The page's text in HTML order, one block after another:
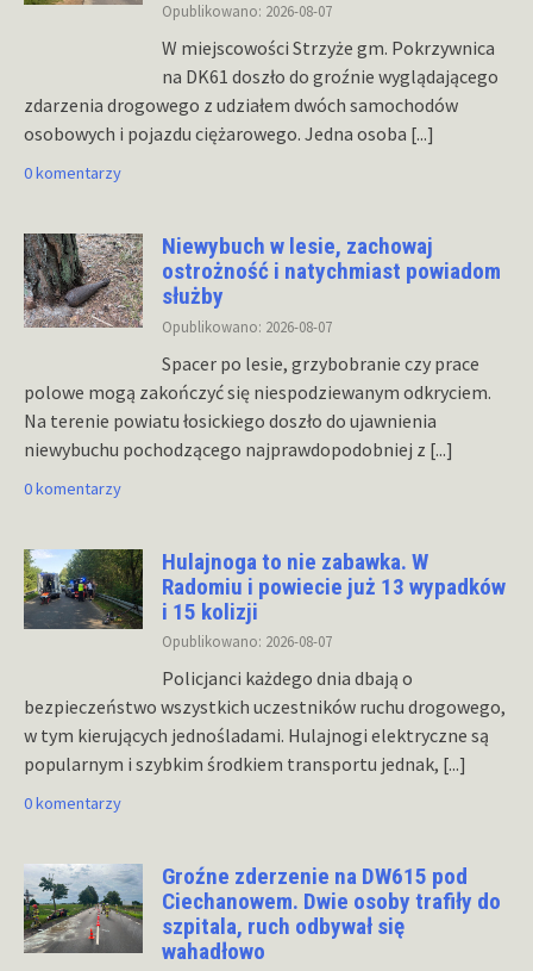
Opublikowano: 2026-08-07
W miejscowości Strzyże gm. Pokrzywnica
na DK61 doszło do groźnie wyglądającego
zdarzenia drogowego z udziałem dwóch samochodów
osobowych i pojazdu ciężarowego. Jedna osoba [...]
0 komentarzy
Niewybuch w lesie, zachowaj
ostrożność i natychmiast powiadom
służby
Opublikowano: 2026-08-07
Spacer po lesie, grzybobranie czy prace
polowe mogą zakończyć się niespodziewanym odkryciem.
Na terenie powiatu łosickiego doszło do ujawnienia
niewybuchu pochodzącego najprawdopodobniej z [...]
0 komentarzy
Hulajnoga to nie zabawka. W
Radomiu i powiecie już 13 wypadków
i 15 kolizji
Opublikowano: 2026-08-07
Policjanci każdego dnia dbają o
bezpieczeństwo wszystkich uczestników ruchu drogowego,
w tym kierujących jednośladami. Hulajnogi elektryczne są
popularnym i szybkim środkiem transportu jednak, [...]
0 komentarzy
Groźne zderzenie na DW615 pod
Ciechanowem. Dwie osoby trafiły do
szpitala, ruch odbywał się
wahadłowo